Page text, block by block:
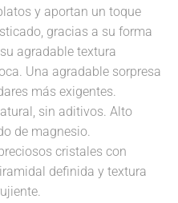
y aportan un toque
gracias a su forma
agradable textura
Una agradable sorpresa
más exigentes.
sin aditivos. Alto
de magnesio.
cristales con
definida y textura